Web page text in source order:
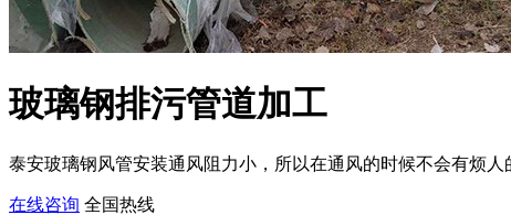
玻璃钢排污管道加工
泰安玻璃钢风管安装通风阻力小，所以在通风的时候不会有烦
在线咨询 全国热线